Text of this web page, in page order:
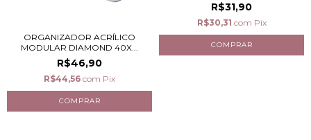
ORGANIZADOR ACRÍLICO
MODULAR DIAMOND 40X...
R$46,90
R$44,56 com Pix
R$31,90
R$30,31 com Pix